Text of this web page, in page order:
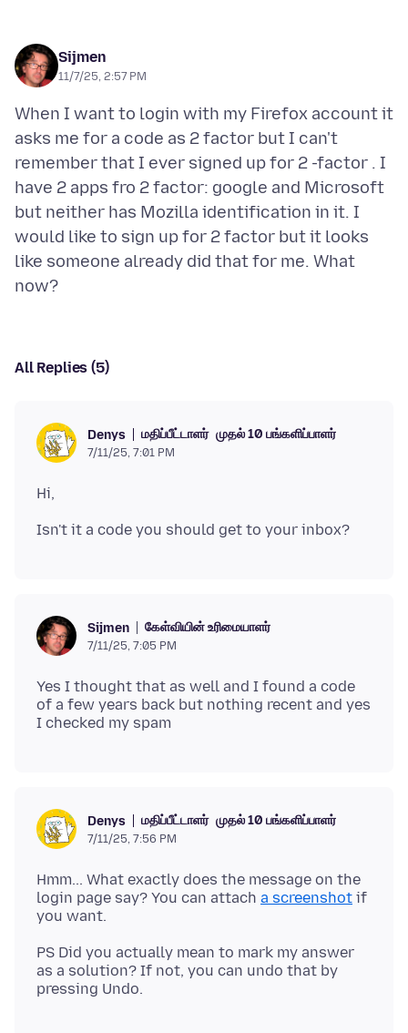
Sijmen
11/7/25, 2:57 PM
When I want to login with my Firefox account it
asks me for a code as 2 factor but I can't
remember that I ever signed up for 2 -factor . I
have 2 apps fro 2 factor: google and Microsoft
but neither has Mozilla identification in it. I
would like to sign up for 2 factor but it looks
like someone already did that for me. What
All Replies (5)
Denys மதிப்பீட்டாளர் முதல் 10 பங்களிப்பாளர்
7/11/25, 7:01 PM
Sijmen கேள்வியின் உரிமையாளர்
7/11/25, 7:05 PM
Yes I thought that as well and I found a code
of a few years back but nothing recent and yes
Denys மதிப்பீட்டாளர் முதல் 10 பங்களிப்பாளர்
7/11/25, 7:56 PM
Hmm... What exactly does the message on the
login page say? You can attach a screenshot if
PS Did you actually mean to mark my answer
as a solution? If not, you can undo that by